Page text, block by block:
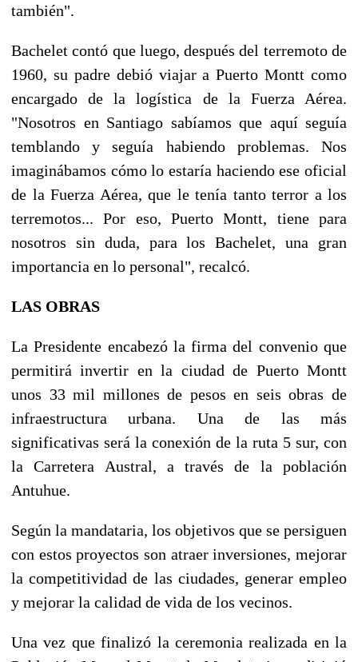
también".
Bachelet contó que luego, después del terremoto de
1960, su padre debió viajar a Puerto Montt como
encargado de la logística de la Fuerza Aérea.
"Nosotros en Santiago sabíamos que aquí seguía
temblando y seguía habiendo problemas. Nos
imaginábamos cómo lo estaría haciendo ese oficial
de la Fuerza Aérea, que le tenía tanto terror a los
terremotos... Por eso, Puerto Montt, tiene para
nosotros sin duda, para los Bachelet, una gran
importancia en lo personal", recalcó.
LAS OBRAS
La Presidente encabezó la firma del convenio que
permitirá invertir en la ciudad de Puerto Montt
unos 33 mil millones de pesos en seis obras de
infraestructura urbana. Una de las más
significativas será la conexión de la ruta 5 sur, con
la Carretera Austral, a través de la población
Antuhue.
Según la mandataria, los objetivos que se persiguen
con estos proyectos son atraer inversiones, mejorar
la competitividad de las ciudades, generar empleo
y mejorar la calidad de vida de los vecinos.
Una vez que finalizó la ceremonia realizada en la